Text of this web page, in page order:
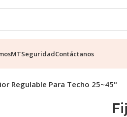
MTSeguridadContáctanos
Regulable Para Techo 25~45º